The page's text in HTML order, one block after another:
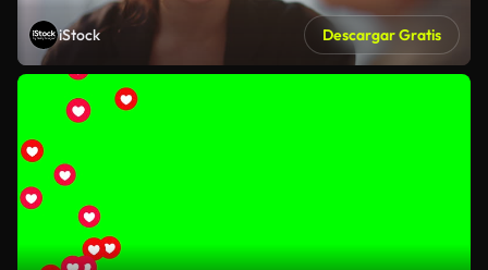
iStock Descargar Gratis